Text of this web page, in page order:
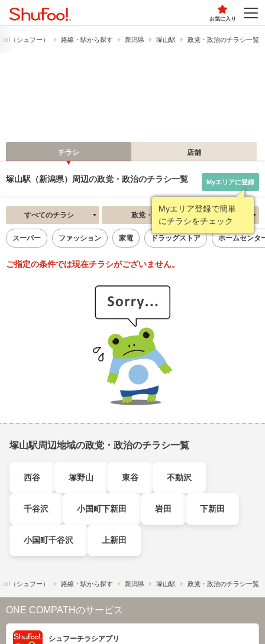
お気に入り
（シュフー） 路線・駅から探す 新潟県 塚山駅 政党・政治のチラシ一覧
チラシ 店舗
塚山駅（新潟県）周辺の政党・政治のチラシ一覧
Myエリア登録で簡単
にチラシをチェック
Myエリアに登録
すべてのチラシ 政党・政治 新着順
スーパー ファッション 家電 ドラッグストア ホームセンタ
ご指定の条件では現在チラシがございません。
塚山駅周辺地域の政党・政治のチラシ一覧
西谷 塚野山 東谷 不動沢
千谷沢 小国町下新田 岩田 下新田
小国町千谷沢 上新田
（シュフー） 路線・駅から探す 新潟県 塚山駅 政党・政治のチラシ一覧
ONE COMPATHのサービス
シュフーチラシアプリ